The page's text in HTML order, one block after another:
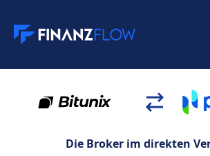
Die Broker im direkten